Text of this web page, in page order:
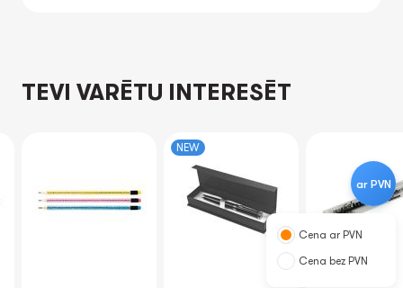
TEVI VARĒTU INTERESĒT
NEW
ar PVN
Cena ar PVN
Cena bez PVN